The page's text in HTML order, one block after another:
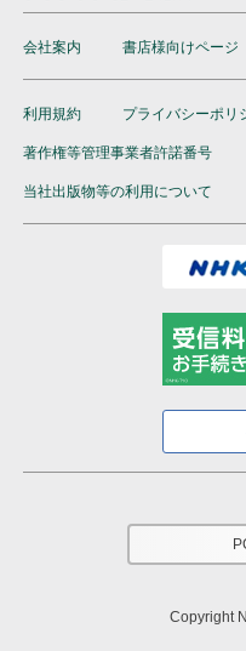
会社案内 書店様向けページ
利用規約 プライバシーポリ
著作権等管理事業者許諾番号
当社出版物等の利用について
Copyright